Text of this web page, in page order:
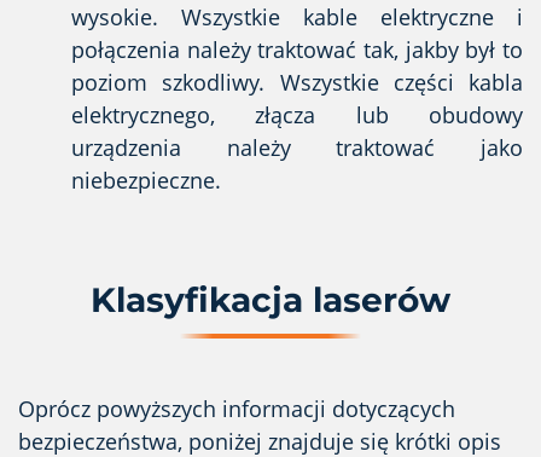
wysokie. Wszystkie kable elektryczne i
połączenia należy traktować tak, jakby był to
poziom szkodliwy. Wszystkie części kabla
elektrycznego, złącza lub obudowy
urządzenia należy traktować jako
niebezpieczne.
Klasyfikacja laserów
Oprócz powyższych informacji dotyczących
bezpieczeństwa, poniżej znajduje się krótki opis